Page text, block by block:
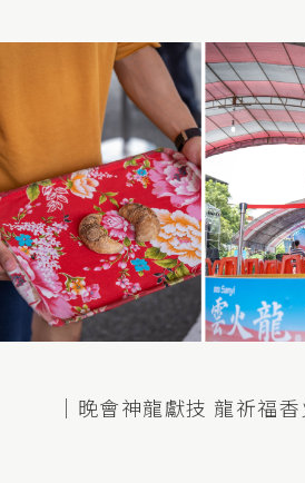
｜晚會神龍獻技 龍祈福香